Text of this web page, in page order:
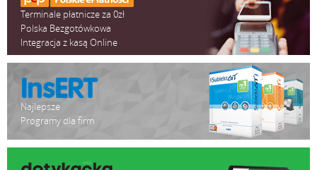
Terminale płatnicze za 0zł
Polska Bezgotówkowa
Integracja z kasą Online
Najlepsze
Programy dla firm